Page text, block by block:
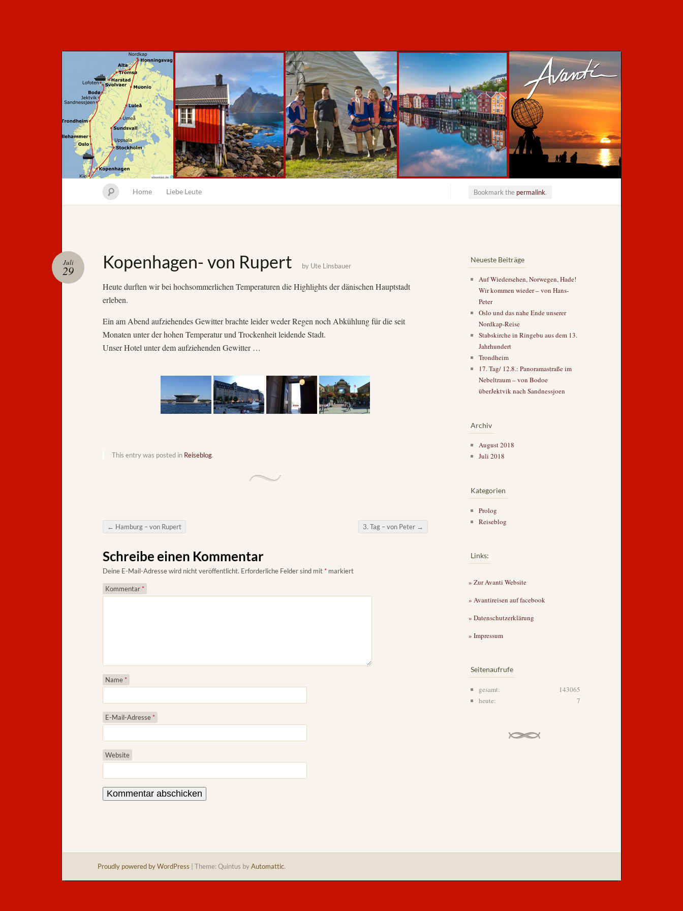
Home Liebe Leute Bookmark the permalink.
Kopenhagen- von Rupert
Juli
29 by Ute Linsbauer
Heute durften wir bei hochsommerlichen Temperaturen die Highlights der dänischen Hauptstadt
erleben.
Ein am Abend aufziehendes Gewitter brachte leider weder Regen noch Abkühlung für die seit
Monaten unter der hohen Temperatur und Trockenheit leidende Stadt.
Unser Hotel unter dem aufziehenden Gewitter …
This entry was posted in Reiseblog.
Post navigation
← Hamburg – von Rupert 3. Tag – von Peter →
Schreibe einen Kommentar
Deine E-Mail-Adresse wird nicht veröffentlicht. Erforderliche Felder sind mit* markiert
Kommentar*
Name*
E-Mail-Adresse*
Website
Neueste Beiträge
Auf Wiedersehen, Norwegen, Hade!
Wir kommen wieder – von Hans-
Peter
Oslo und das nahe Ende unserer
Nordkap-Reise
Stabskirche in Ringebu aus dem 13.
Jahrhundert
Trondheim
17. Tag/ 12.8.: Panoramastraße im
Nebeltraum – von Bodoe
überJektvik nach Sandnessjoen
Archiv
August 2018
Juli 2018
Kategorien
Prolog
Reiseblog
Links:
» Zur Avanti Website
» Avantireisen auf facebook
» Datenschutzerklärung
» Impressum
Seitenaufrufe
143065
gesamt:
7
heute:
Proudly powered by WordPress Theme: Quintus byAutomattic.